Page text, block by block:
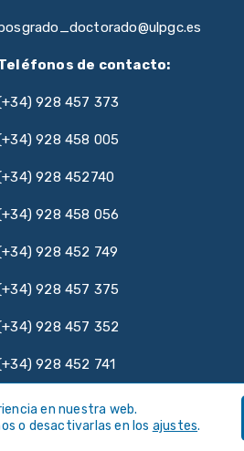
de contacto:
928 457 373
928 458 005
928 452740
928 458 056
928 452 749
928 457 375
928 457 352
928 452 741
en nuestra web.
o desactivarlas en los ajustes.